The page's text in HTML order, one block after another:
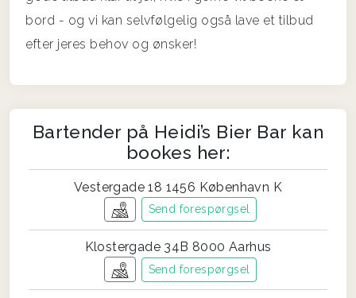
bord - og vi kan selvfølgelig også lave et tilbud
efter jeres behov og ønsker!
Bartender på Heidi’s Bier Bar kan
bookes her:
Vestergade 18 1456 København K
Send forespørgsel
Klostergade 34B 8000 Aarhus
Send forespørgsel